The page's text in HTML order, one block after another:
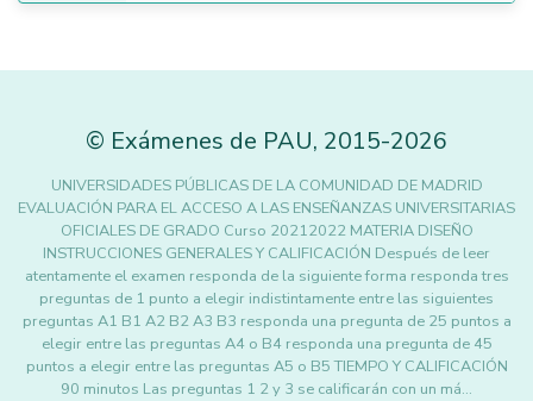
© Exámenes de PAU, 2015-2026
UNIVERSIDADES PÚBLICAS DE LA COMUNIDAD DE MADRID
EVALUACIÓN PARA EL ACCESO A LAS ENSEÑANZAS UNIVERSITARIAS
OFICIALES DE GRADO Curso 20212022 MATERIA DISEÑO
INSTRUCCIONES GENERALES Y CALIFICACIÓN Después de leer
atentamente el examen responda de la siguiente forma responda tres
preguntas de 1 punto a elegir indistintamente entre las siguientes
preguntas A1 B1 A2 B2 A3 B3 responda una pregunta de 25 puntos a
elegir entre las preguntas A4 o B4 responda una pregunta de 45
puntos a elegir entre las preguntas A5 o B5 TIEMPO Y CALIFICACIÓN
90 minutos Las preguntas 1 2 y 3 se calificarán con un má…